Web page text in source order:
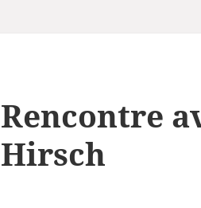
Rencontre
Hirsch